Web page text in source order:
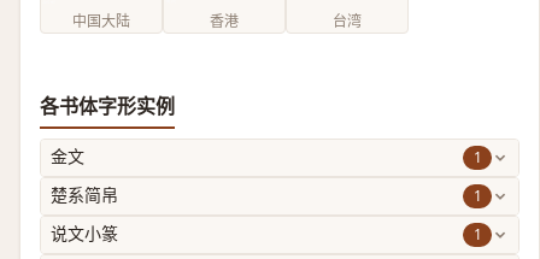
中国大陆 香港 台湾
各书体字形实例
金文 1
楚系简帛 1
说文小篆 1